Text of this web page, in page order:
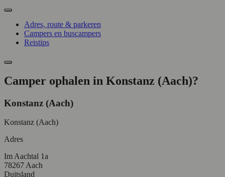
Adres, route & parkeren
Campers en buscampers
Reistips
Camper ophalen in Konstanz (Aach)?
Konstanz (Aach)
Konstanz (Aach)
Adres
Im Aachtal 1a
78267 Aach
Duitsland